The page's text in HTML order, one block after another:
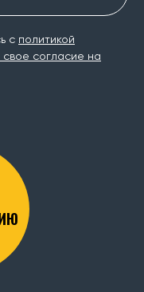
с политикой
согласие на